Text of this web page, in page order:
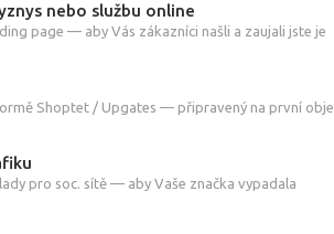
nebo službu online
page — aby Vás zákazníci našli a zaujali jste je
Shoptet / Upgates — připravený na první
pro soc. sítě — aby Vaše značka vypadala